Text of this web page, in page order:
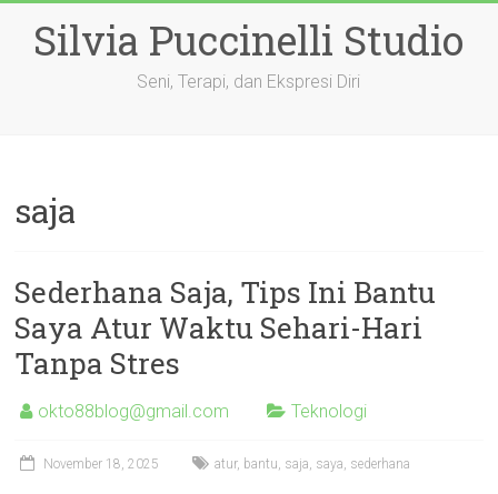
contentSilvia Puccinelli Studio
Seni, Terapi, dan Ekspresi Diri
saja
Sederhana Saja, Tips Ini Bantu
Saya Atur Waktu Sehari-Hari
Tanpa Stres
okto88blog@gmail.com Teknologi
November 18, 2025 atur, bantu, saja, saya, sederhana